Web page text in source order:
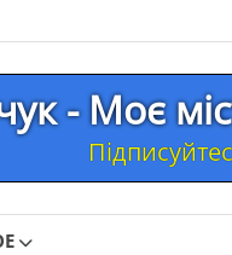
- Моє